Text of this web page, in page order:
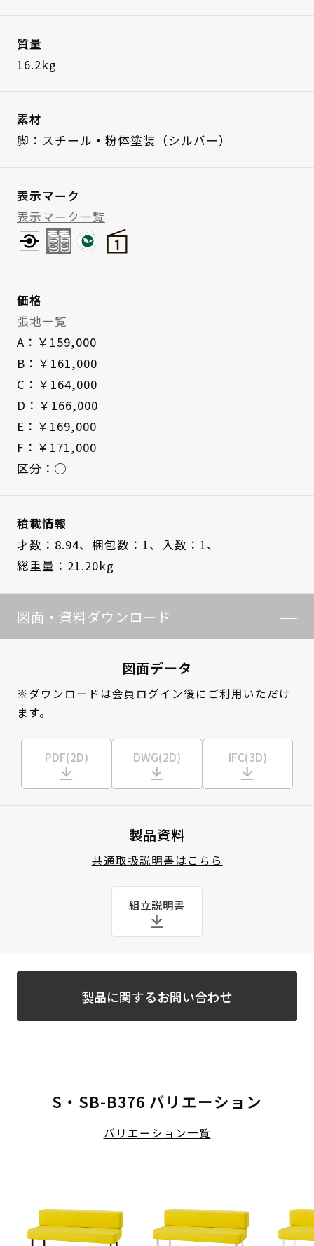
質量
16.2kg
素材
脚：スチール・粉体塗装（シルバー）
表示マーク
表示マーク一覧
価格
張地一覧
A：￥159,000
B：￥161,000
C：￥164,000
D：￥166,000
E：￥169,000
F：￥171,000
区分：◯
積載情報
才数：8.94、 梱包数：1、 入数：1、
総重量：21.20kg
図面・資料ダウンロード
図面データ
※ダウンロードは会員ログイン後にご利用いただけ
ます。
PDF(2D) DWG(2D) IFC(3D)
製品資料
共通取扱説明書はこちら
組立説明書
製品に関するお問い合わせ
S・SB-B376 バリエーション
バリエーション一覧